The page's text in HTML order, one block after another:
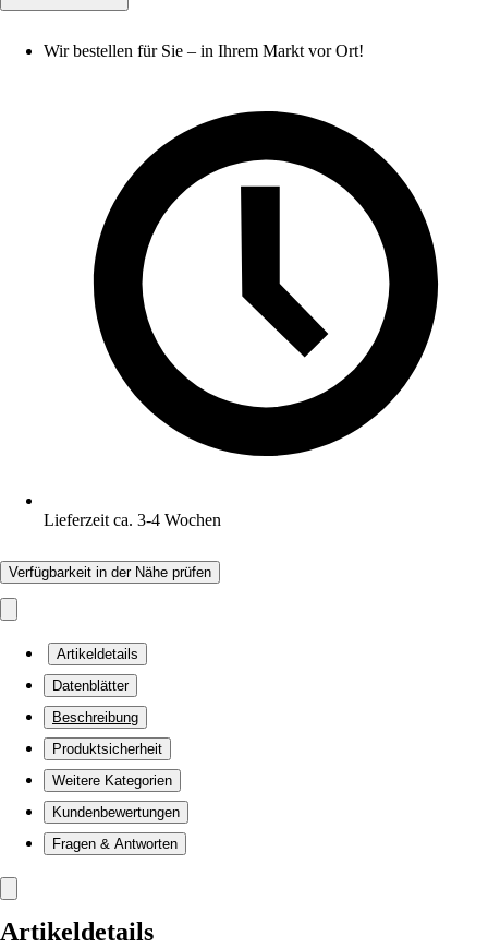
Wir bestellen für Sie – in Ihrem Markt vor Ort!
Lieferzeit ca. 3-4 Wochen
Verfügbarkeit in der Nähe prüfen
Artikeldetails
Datenblätter
Beschreibung
Produktsicherheit
Weitere Kategorien
Kundenbewertungen
Fragen & Antworten
Artikeldetails